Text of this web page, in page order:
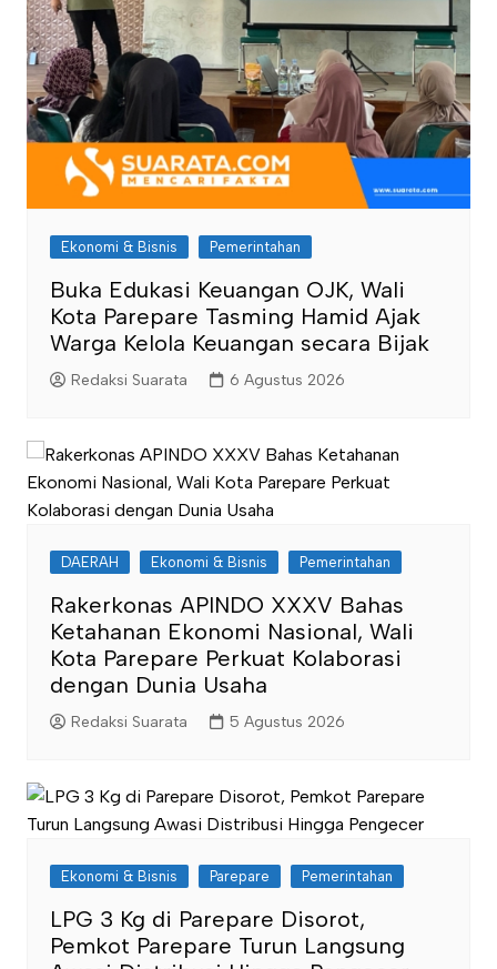
Ekonomi & Bisnis Pemerintahan
Buka Edukasi Keuangan OJK, Wali
Kota Parepare Tasming Hamid Ajak
Warga Kelola Keuangan secara Bijak
Redaksi Suarata 6 Agustus 2026
DAERAH Ekonomi & Bisnis Pemerintahan
Rakerkonas APINDO XXXV Bahas
Ketahanan Ekonomi Nasional, Wali
Kota Parepare Perkuat Kolaborasi
dengan Dunia Usaha
Redaksi Suarata 5 Agustus 2026
Ekonomi & Bisnis Parepare Pemerintahan
LPG 3 Kg di Parepare Disorot,
Pemkot Parepare Turun Langsung